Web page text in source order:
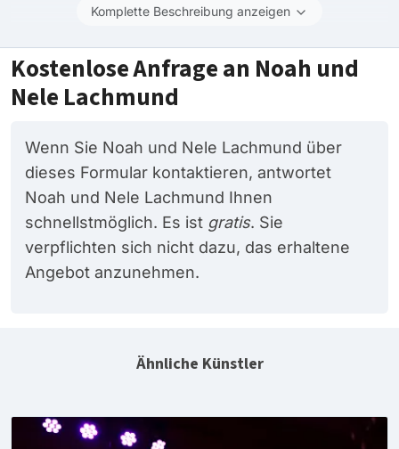
Komplette Beschreibung anzeigen
Kostenlose Anfrage an Noah und
Nele Lachmund
Wenn Sie Noah und Nele Lachmund über
dieses Formular kontaktieren, antwortet
Noah und Nele Lachmund Ihnen
schnellstmöglich. Es ist gratis. Sie
verpflichten sich nicht dazu, das erhaltene
Angebot anzunehmen.
Ähnliche Künstler